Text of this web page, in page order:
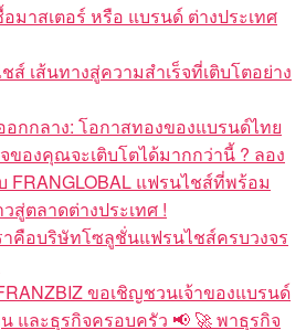
มาสเตอร์ หรือ แบรนด์ ต่างประเทศ
ส์ เส้นทางสู่ความสำเร็จที่เติบโตอย่าง
อกกลาง: โอกาสทองของแบรนด์ไทย
ของคุณจะเติบโตได้มากกว่านี้ ? ลอง
FRANGLOBAL แฟรนไชส์ที่พร้อม
ตลาดต่างประเทศ !
าคือบริษัทโซลูชั่นแฟรนไชส์ครบวงจร
ขอเชิญชวนเจ้าของแบรนด์
และธุรกิจครอบครัว 📢 🚀 พาธุรกิจ